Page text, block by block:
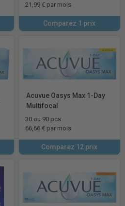
21,99 € par mois
Comparez 1 prix
Acuvue Oasys Max 1-Day
Multifocal
30 ou 90 pcs
66,66 € par mois
Comparez 12 prix